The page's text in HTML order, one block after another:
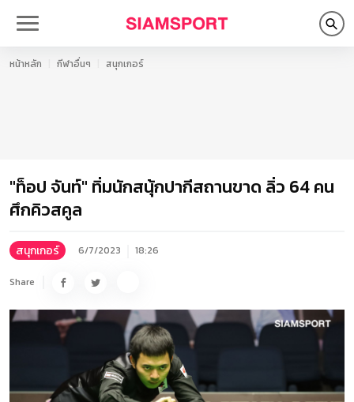
หน้าหลัก กีฬาอื่นๆ สนุกเกอร์
"ท็อป จันท์" ทิ่มนักสนุ้กปากีสถานขาด ลิ่ว 64 คน
ศึกคิวสคูล
สนุกเกอร์ 6/7/2023 18:26
Share